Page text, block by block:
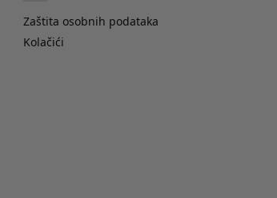
Zaštita osobnih podataka
Kolačići